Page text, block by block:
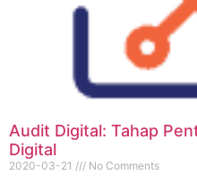
Audit Digital: Tahap
Digital
2020-03-21 No Comments